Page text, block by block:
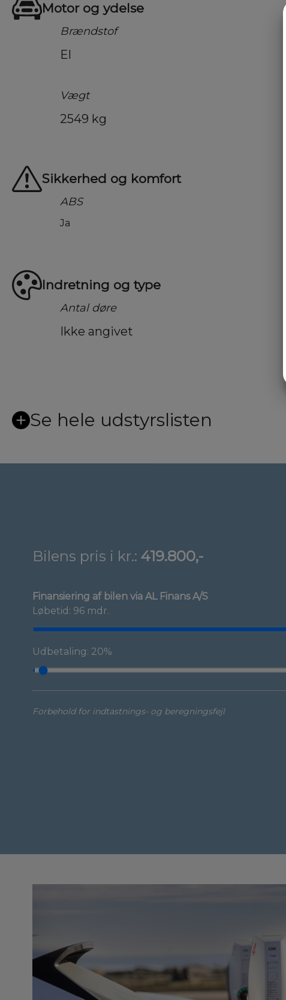
Motor og ydelse
Brændstof
El
Vægt
2549 kg
Sikkerhed og komfort
ABS
Ja
Indretning og type
Antal døre
Ikke angivet
Se hele udstyrslisten
Bilens pris i kr.: 419.800,-
Finansiering af bilen via AL Finans A/S
Løbetid: 96 mdr.
Udbetaling: 20%
Forbehold for indtastnings- og beregningsfejl